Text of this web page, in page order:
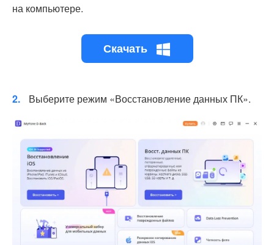
на компьютере.
Скачать
2. Выберите режим «Восстановление данных ПК».